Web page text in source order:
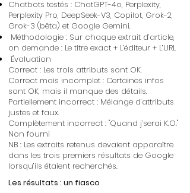
Chatbots testés : ChatGPT-4o, Perplexity,
Perplexity Pro, DeepSeek-V3, Copilot, Grok-2,
Grok-3 (bêta) et Google Gemini.
Méthodologie : Sur chaque extrait d’article,
on demande : Le titre exact + L’éditeur + L’URL
Évaluation
Correct : Les trois attributs sont OK.
Correct mais incomplet : Certaines infos
sont OK, mais il manque des détails.
Partiellement incorrect : Mélange d’attributs
justes et faux.
Complètement incorrect : "Quand j’serai K.O."
Non fourni
NB : Les extraits retenus devaient apparaître
dans les trois premiers résultats de Google
lorsqu’ils étaient recherchés.
Les résultats : un fiasco